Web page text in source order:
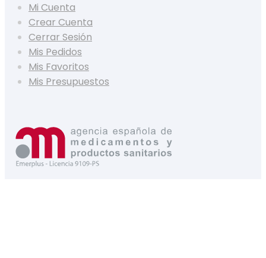
Mi Cuenta
Crear Cuenta
Cerrar Sesión
Mis Pedidos
Mis Favoritos
Mis Presupuestos